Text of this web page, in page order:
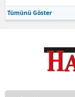
Tümünü Göster